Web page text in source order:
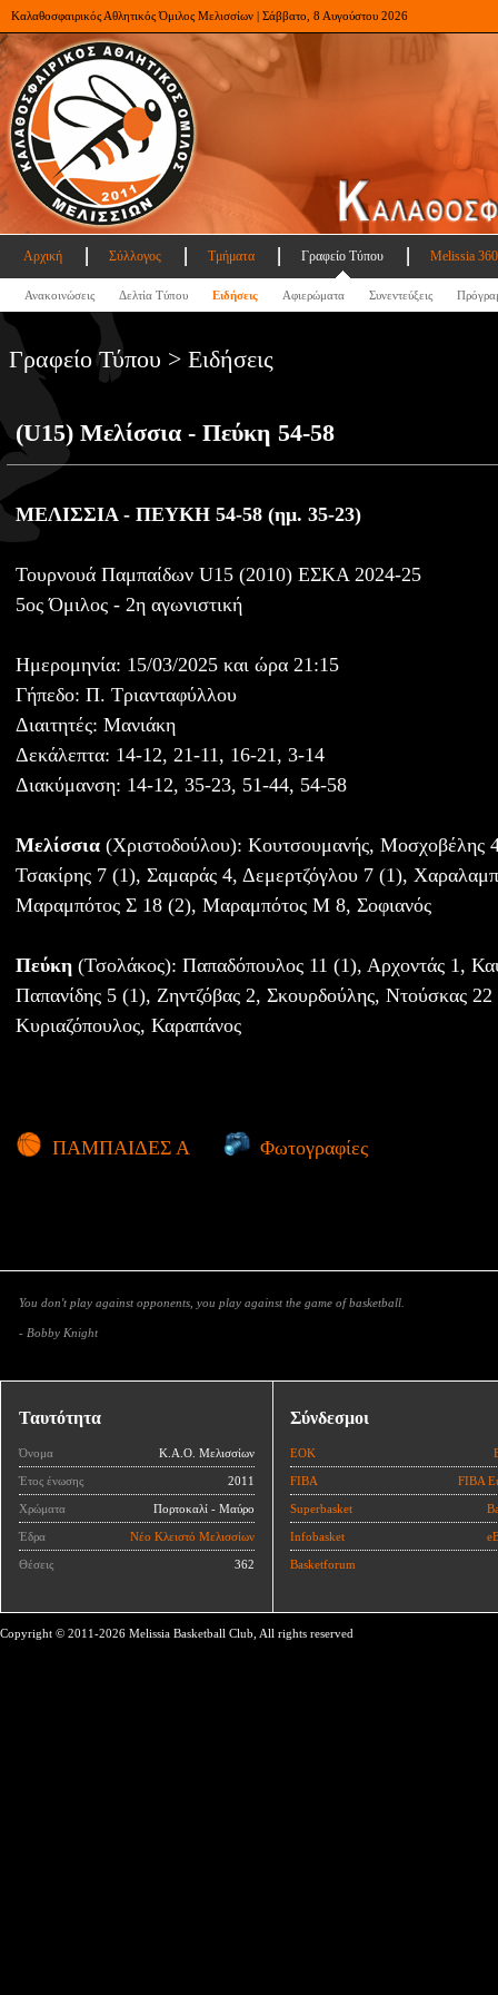
Καλαθοσφαιρικός Αθλητικός Όμιλος Μελισσίων | Σάββατο, 8 Αυγούστου 2026
Αρχική Σύλλογος Τμήματα Γραφείο Τύπου Melissia
Ανακοινώσεις Δελτία Τύπου Ειδήσεις Αφιερώματα Συνεντεύξεις
Γραφείο Τύπου > Ειδήσεις
(U15) Μελίσσια - Πεύκη 54-58
ΜΕΛΙΣΣΙΑ - ΠΕΥΚΗ 54-58 (ημ. 35-23)
Τουρνουά Παμπαίδων U15 (2010) ΕΣΚΑ 2024-25
5ος Όμιλος - 2η αγωνιστική
Ημερομηνία: 15/03/2025 και ώρα 21:15
Γήπεδο: Π. Τριανταφύλλου
Διαιτητές: Μανιάκη
Δεκάλεπτα: 14-12, 21-11, 16-21, 3-14
Διακύμανση: 14-12, 35-23, 51-44, 54-58
Μελίσσια (Χριστοδούλου): Κουτσουμανής, Μοσχοβέλης
Τσακίρης 7 (1), Σαμαράς 4, Δεμερτζόγλου 7 (1),
Μαραμπότος Σ 18 (2), Μαραμπότος Μ 8, Σοφιανός
Πεύκη (Τσολάκος): Παπαδόπουλος 11 (1), Αρχοντάς 1,
Παπανίδης 5 (1), Ζηντζόβας 2, Σκουρδούλης, Ντούσκας
Κυριαζόπουλος, Καραπάνος
ΠΑΜΠΑΙΔΕΣ Α Φωτογραφίες
You don't play against opponents, you play against the game of basketball.
- Bobby Knight
Ταυτότητα
Όνομα Κ.Α.Ο. Μελισσίων
Έτος ένωσης 2011
Χρώματα Πορτοκαλί - Μαύρο
Έδρα Νέο Κλειστό Μελισσίων
Θέσεις 362
Σύνδεσμοι
ΕΟΚ
FIBA FIBA
Superbasket
Infobasket
Basketforum
Copyright © 2011-2026 Melissia Basketball Club, All rights reserved